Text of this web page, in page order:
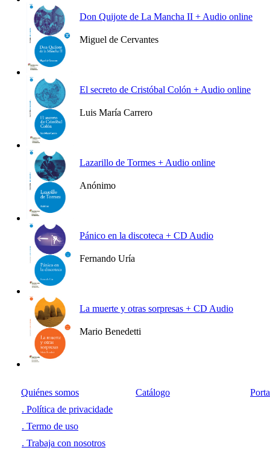
Don Quijote de La Mancha II + Audio online
Miguel de Cervantes
El secreto de Cristóbal Colón + Audio online
Luis María Carrero
Lazarillo de Tormes + Audio online
Anónimo
Pánico en la discoteca + CD Audio
Fernando Uría
La muerte y otras sorpresas + CD Audio
Mario Benedetti
Quiénes somos
. Política de privacidade
. Termo de uso
. Trabaja con nosotros
Catálogo